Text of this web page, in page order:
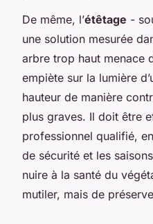
De même, l’étêtage -
une solution mesurée
arbre trop haut menace
empiète sur la lumière
hauteur de manière
plus graves. Il doit être
professionnel qualifié,
de sécurité et les
nuire à la santé du
mutiler, mais de